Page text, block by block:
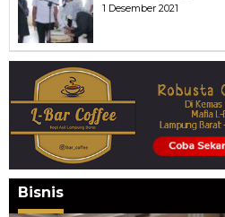
1 Desember 2021
Bisnis